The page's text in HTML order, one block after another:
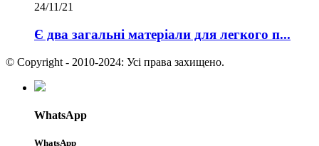
24/11/21
Є два загальні матеріали для легкого п...
© Copyright - 2010-2024: Усі права захищено.
WhatsApp
WhatsApp